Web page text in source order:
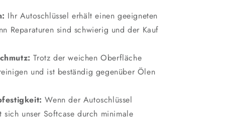
Ihr Autoschlüssel erhält einen geeigneten
Reparaturen sind schwierig und der Kauf
Trotz der weichen Oberfläche
und ist beständig gegenüber Ölen
Wenn der Autoschlüssel
unser Softcase durch minimale